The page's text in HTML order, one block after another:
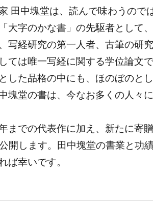
田中塊堂は、読んで味わうので
大字のかな書」の先駆者として
写経研究の第一人者、古筆の研
ては唯一写経に関する学位論文
した品格の中にも、ほのぼのと
塊堂の書は、今なお多くの人々
までの代表作に加え、新たに寄
開します。田中塊堂の書業と功
ば幸いです。